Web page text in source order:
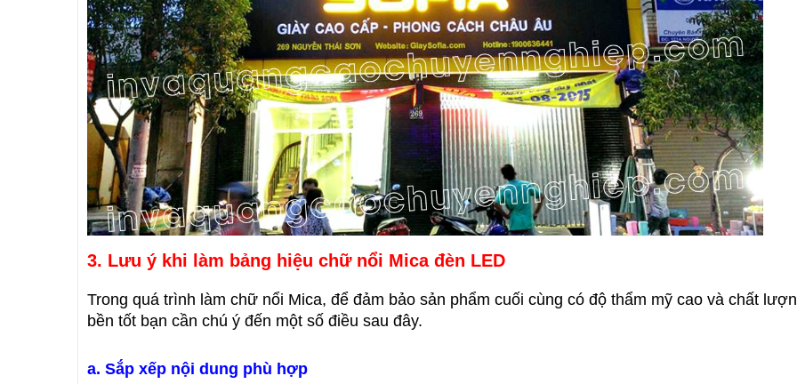
3. Lưu ý khi làm bảng hiệu chữ nổi Mica đèn LED
Trong quá trình làm chữ nổi Mica, để đảm bảo sản phẩm cuối cùng có độ thẩm mỹ cao và chất
bền tốt bạn cần chú ý đến một số điều sau đây.
a. Sắp xếp nội dung phù hợp